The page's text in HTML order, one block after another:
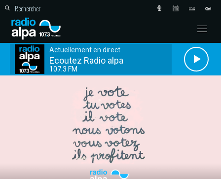
Actuellement en direct
Ecoutez Radio alpa
107.3 FM